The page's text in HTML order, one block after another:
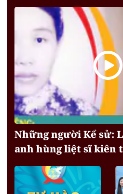
Những người Kể sử:
anh hùng liệt sĩ kiên